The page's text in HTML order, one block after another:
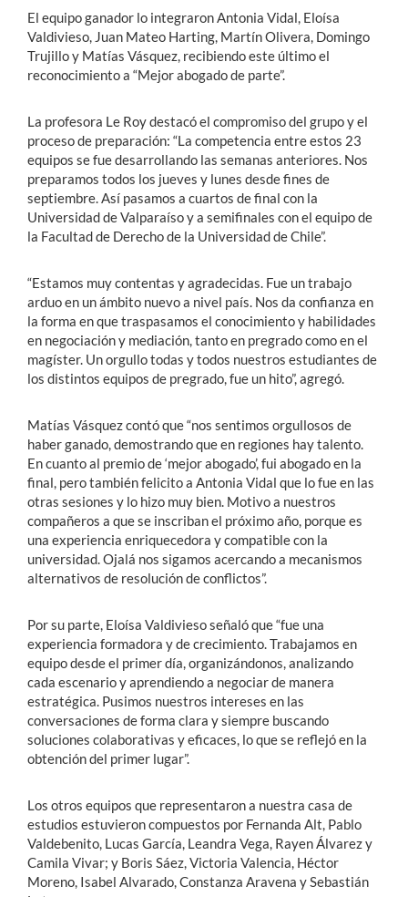
El equipo ganador lo integraron Antonia Vidal, Eloísa
Valdivieso, Juan Mateo Harting, Martín Olivera, Domingo
Trujillo y Matías Vásquez, recibiendo este último el
reconocimiento a “Mejor abogado de parte”.
La profesora Le Roy destacó el compromiso del grupo y el
proceso de preparación: “La competencia entre estos 23
equipos se fue desarrollando las semanas anteriores. Nos
preparamos todos los jueves y lunes desde fines de
septiembre. Así pasamos a cuartos de final con la
Universidad de Valparaíso y a semifinales con el equipo de
la Facultad de Derecho de la Universidad de Chile”.
“Estamos muy contentas y agradecidas. Fue un trabajo
arduo en un ámbito nuevo a nivel país. Nos da confianza en
la forma en que traspasamos el conocimiento y habilidades
en negociación y mediación, tanto en pregrado como en el
magíster. Un orgullo todas y todos nuestros estudiantes de
los distintos equipos de pregrado, fue un hito”, agregó.
Matías Vásquez contó que “nos sentimos orgullosos de
haber ganado, demostrando que en regiones hay talento.
En cuanto al premio de ‘mejor abogado’, fui abogado en la
final, pero también felicito a Antonia Vidal que lo fue en las
otras sesiones y lo hizo muy bien. Motivo a nuestros
compañeros a que se inscriban el próximo año, porque es
una experiencia enriquecedora y compatible con la
universidad. Ojalá nos sigamos acercando a mecanismos
alternativos de resolución de conflictos”.
Por su parte, Eloísa Valdivieso señaló que “fue una
experiencia formadora y de crecimiento. Trabajamos en
equipo desde el primer día, organizándonos, analizando
cada escenario y aprendiendo a negociar de manera
estratégica. Pusimos nuestros intereses en las
conversaciones de forma clara y siempre buscando
soluciones colaborativas y eficaces, lo que se reflejó en la
obtención del primer lugar”.
Los otros equipos que representaron a nuestra casa de
estudios estuvieron compuestos por Fernanda Alt, Pablo
Valdebenito, Lucas García, Leandra Vega, Rayen Álvarez y
Camila Vivar; y Boris Sáez, Victoria Valencia, Héctor
Moreno, Isabel Alvarado, Constanza Aravena y Sebastián